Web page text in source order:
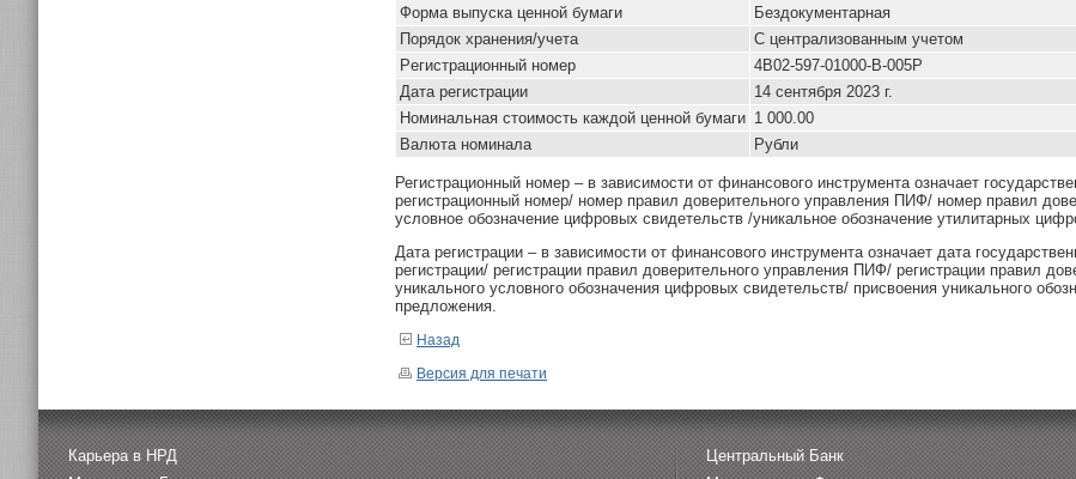
Форма выпуска ценной бумаги
Бездокументарная
Порядок хранения/учета
С централизованным учетом
Pегистрационный номер
4B02-597-01000-B-005P
Дата регистрации
14 сентября 2023 г.
Номинальная стоимость каждой ценной бумаги 1 000.00
Валюта номинала
Рубли
Регистрационный номер – в зависимости от финансового инструмента означает
регистрационный номер/ номер правил доверительного управления ПИФ/ номер правил
условное обозначение цифровых свидетельств /уникальное обозначение утилитарных
Дата регистрации – в зависимости от финансового инструмента означает дата
регистрации/ регистрации правил доверительного управления ПИФ/ регистрации правил
уникального условного обозначения цифровых свидетельств/ присвоения уникального
предложения.
Назад
Версия для печати
Карьера в НРД
Центральный Банк